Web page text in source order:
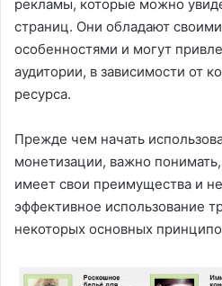
рекламы, которые можно
страниц. Они обладают
особенностями и могут
аудитории, в зависимости от
ресурса.
Прежде чем начать
монетизации, важно
имеет свои преимущества и
эффективное использование
некоторых основных